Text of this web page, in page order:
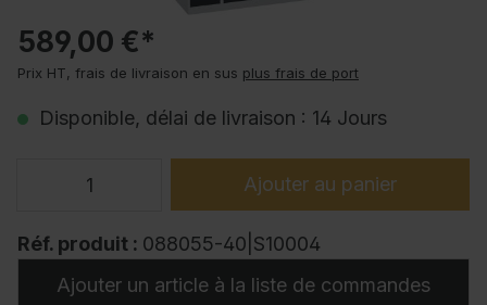
589,00 €*
Prix HT, frais de livraison en sus plus frais de port
Disponible, délai de livraison : 14 Jours
Ajouter au panier
Réf. produit : 088055-40|S10004
Ajouter un article à la liste de commandes